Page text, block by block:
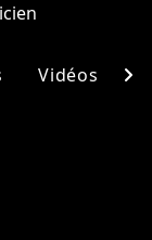
Vidéos chevron_right